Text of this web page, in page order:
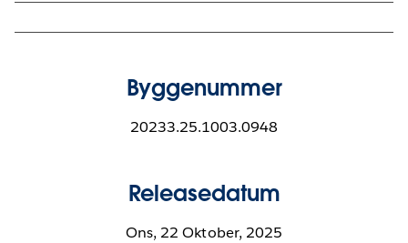
Byggenummer
20233.25.1003.0948
Releasedatum
Ons, 22 Oktober, 2025